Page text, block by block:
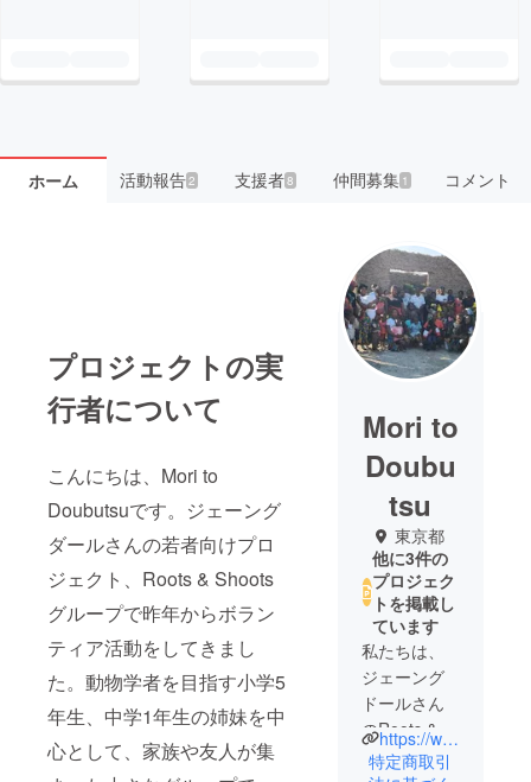
ホーム 活動報告2 支援者8 仲間募集 1 コメント
プロジェクトの実
行者について
こんにちは、Mori to
Doubutsuです。ジェーング
ダールさんの若者向けプロ
ジェクト、Roots & Shoots
グループで昨年からボラン
ティア活動をしてきまし
た。動物学者を目指す小学5
年生、中学1年生の姉妹を中
心として、家族や友人が集
Mori to
Doubu
tsu
東京都
他に3件の
プロジェク
トを掲載し
ています
私たちは、
ジェーング
ドールさん
のRoots &
Shootsグ
https://www.instagram.com/mori_to_doubutsu?igsh=MThtamdkcGFxeW1oZA%3D%3D&utm_source=qr
特定商取引